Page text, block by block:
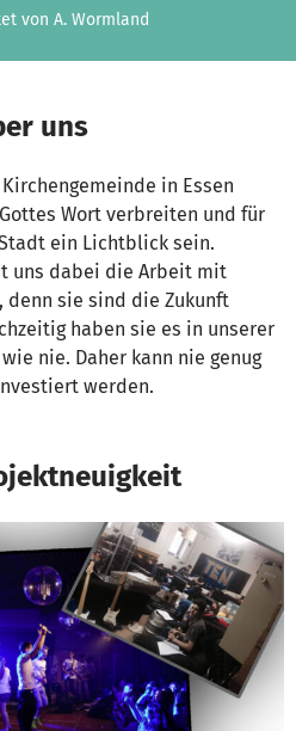
von A. Wormland
uns
in Essen
Wort verbreiten und für
ein Lichtblick sein.
uns dabei die Arbeit mit
denn sie sind die Zukunft
haben sie es in unserer
nie. Daher kann nie genug
werden.